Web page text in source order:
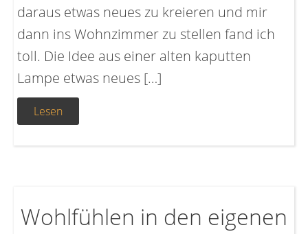
daraus etwas neues zu kreieren und mir
dann ins Wohnzimmer zu stellen fand ich
toll. Die Idee aus einer alten kaputten
Lampe etwas neues […]
Lesen
Wohlfühlen in den eigenen